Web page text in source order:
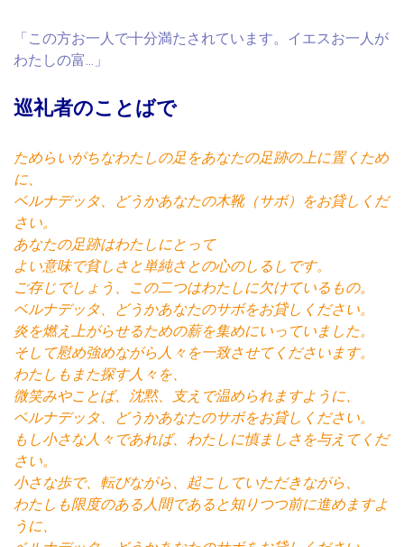
「この方お一人で十分満たされています。イエスお一人が
わたしの富…」
巡礼者のことばで
ためらいがちなわたしの足をあなたの足跡の上に置くため
に、
ベルナデッタ、どうかあなたの木靴（サボ）をお貸しくだ
さい。
あなたの足跡はわたしにとって
よい意味で貧しさと単純さとの心のしるしです。
ご存じでしょう、この二つはわたしに欠けているもの。
ベルナデッタ、どうかあなたのサボをお貸しください。
炎を燃え上がらせるための薪を集めにいっていました。
そして慰め強めながら人々を一致させてくださいます。
わたしもまた探す人々を、
微笑みやことば、沈黙、支えで温められますように、
ベルナデッタ、どうかあなたのサボをお貸しください。
もし小さな人々であれば、わたしに慎ましさを与えてくだ
さい。
小さな歩で、転びながら、起こしていただきながら、
わたしも限度のある人間であると知りつつ前に進めますよ
うに、